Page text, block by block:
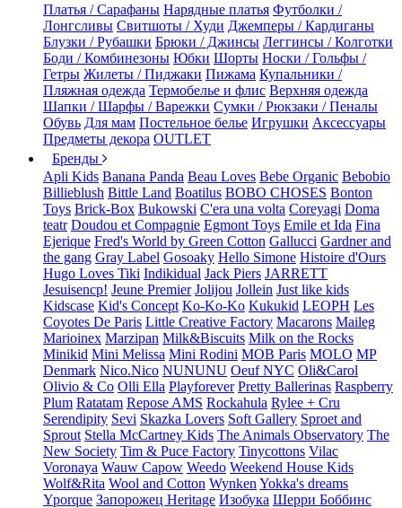
Платья / Сарафаны Нарядные платья Футболки /
Лонгсливы Свитшоты / Худи Джемперы / Кардиганы
Блузки / Рубашки Брюки / Джинсы Леггинсы / Колготки
Боди / Комбинезоны Юбки Шорты Носки / Гольфы /
Гетры Жилеты / Пиджаки Пижама Купальники /
Пляжная одежда Термобелье и флис Верхняя одежда
Шапки / Шарфы / Варежки Сумки / Рюкзаки / Пеналы
Обувь Для мам Постельное белье Игрушки Аксессуары
Предметы декора OUTLET
Бренды
Apli Kids Banana Panda Beau Loves Bebe Organic Bebobio
Billieblush Bittle Land Boatilus BOBO CHOSES Bonton
Toys Brick-Box Bukowski C'era una volta Coreyagi Doma
teatr Doudou et Compagnie Egmont Toys Emile et Ida Fina
Ejerique Fred's World by Green Cotton Gallucci Gardner and
the gang Gray Label Gosoaky Hello Simone Histoire d'Ours
Hugo Loves Tiki Indikidual Jack Piers JARRETT
Jesuisencp! Jeune Premier Jolijou Jollein Just like kids
Kidscase Kid's Concept Ko-Ko-Ko Kukukid LEOPH Les
Coyotes De Paris Little Creative Factory Macarons Maileg
Marioinex Marzipan Milk&Biscuits Milk on the Rocks
Minikid Mini Melissa Mini Rodini MOB Paris MOLO MP
Denmark Nico.Nico NUNUNU Oeuf NYC Oli&Carol
Olivio & Co Olli Ella Playforever Pretty Ballerinas Raspberry
Plum Ratatam Repose AMS Rockahula Rylee + Cru
Serendipity Sevi Skazka Lovers Soft Gallery Sproet and
Sprout Stella McCartney Kids The Animals Observatory The
New Society Tim & Puce Factory Tinycottons Vilac
Voronaya Wauw Capow Weedo Weekend House Kids
Wolf&Rita Wool and Cotton Wynken Yokka's dreams
Yporque Запорожец Heritage Изобука Шерри Боббинс